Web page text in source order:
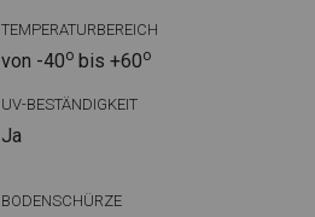
TEMPERATURBEREICH
von -40obis +60o
UV-BESTÄNDIGKEIT
Ja
BODENSCHÜRZE